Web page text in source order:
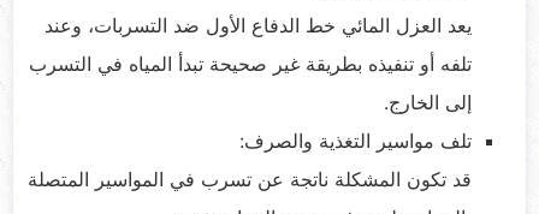
يعد العزل المائي خط الدفاع الأول ضد التسربات، وعند
تلفه أو تنفيذه بطريقة غير صحيحة تبدأ المياه في التسرب
إلى الخارج.
تلف مواسير التغذية والصرف:
قد تكون المشكلة ناتجة عن تسرب في المواسير المتصلة